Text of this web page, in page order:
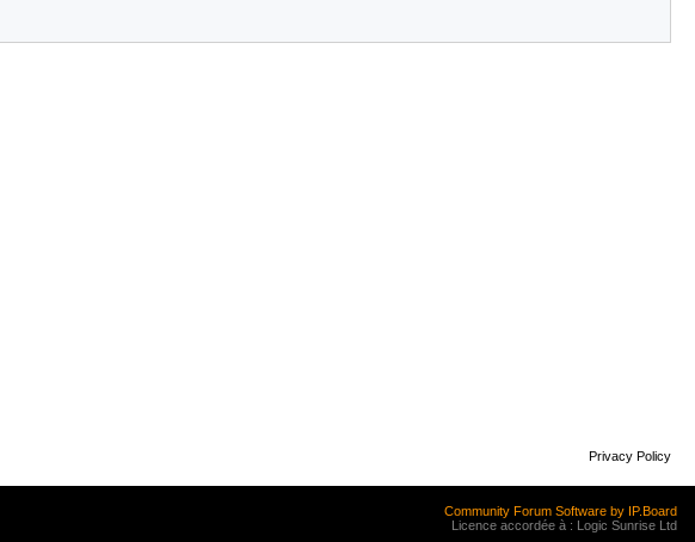
Privacy Policy
Community Forum Software by IP.Board
Licence accordée à : Logic Sunrise Ltd